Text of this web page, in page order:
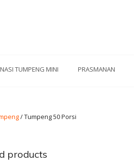
NASI TUMPENG MINI PRASMANAN
/ Tumpeng 50 Porsi
products